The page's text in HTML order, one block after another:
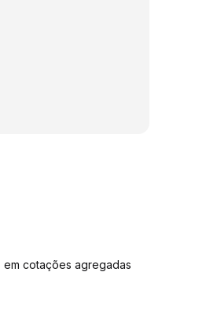
cotações agregadas